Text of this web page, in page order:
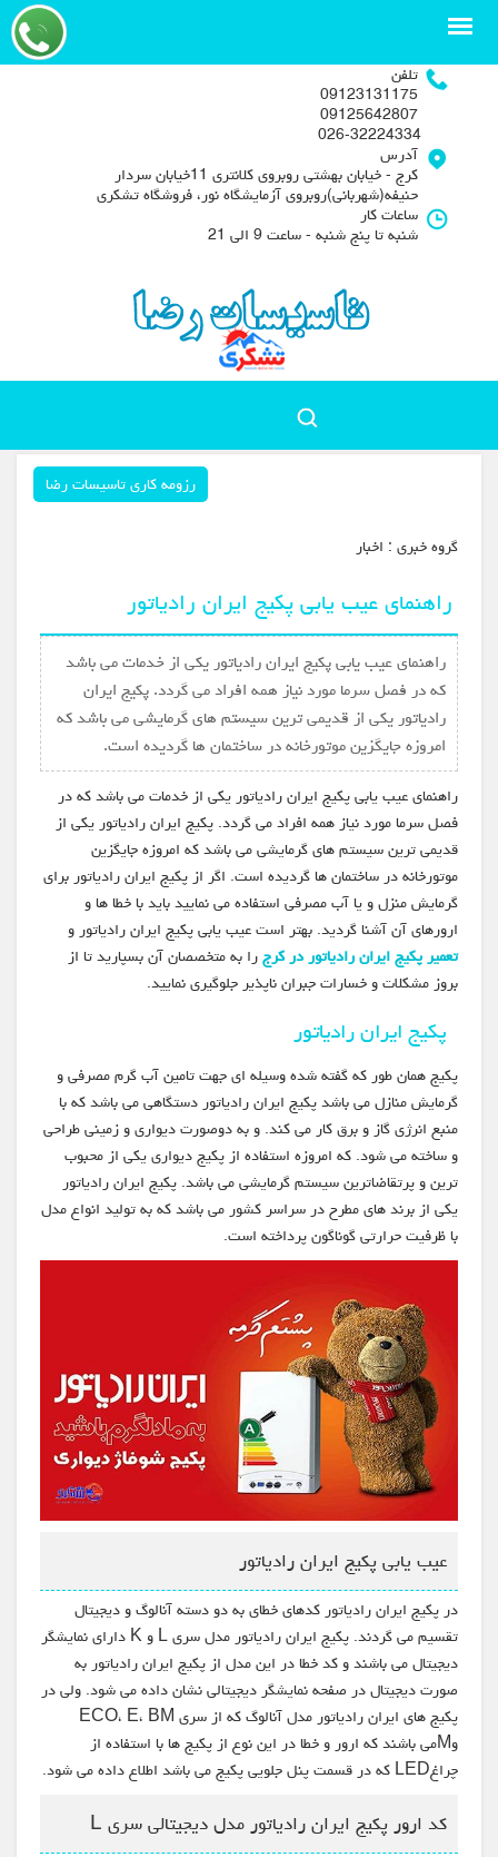
تلفن
09123131175
09125642807
آدرس
کرج - خیابان بهشتی روبروی کلانتری 11خیابان سردار
حنیفه(شهربانی)روبروی آزمایشگاه نور، فروشگاه تشکری
ساعات کار
شنبه تا پنج شنبه - ساعت 9 الی 21
رزومه کاری تاسیسات رضا
گروه خبري : اخبار
راهنمای عیب یابی پکیج ایران رادیاتور
راهنمای عیب یابی پکیج ایران رادیاتور یکی از خدمات می باشد
که در فصل سرما مورد نیاز همه افراد می گردد. پکیج ایران
رادیاتور یکی از قدیمی ترین سیستم های گرمایشی می باشد که
امروزه جایگزین موتورخانه در ساختمان ها گردیده است.
راهنمای عیب یابی پکیج ایران رادیاتور یکی از خدمات می باشد که در
فصل سرما مورد نیاز همه افراد می گردد. پکیج ایران رادیاتور یکی از
قدیمی ترین سیستم های گرمایشی می باشد که امروزه جایگزین
موتورخانه در ساختمان ها گردیده است. اگر از پکیج ایران رادیاتور برای
گرمایش منزل و یا آب مصرفی استفاده می نمایید باید با خطا ها و
ارورهای آن آشنا گردید. بهتر است عیب یابی پکیج ایران رادیاتور و
تعمیر پکیج ایران رادیاتور در کرجرا به متخصصان آن بسپارید تا از
بروز مشکلات و خسارات جبران ناپذیر جلوگیری نمایید.
پکیج ایران رادیاتور
پکیج همان طور که گفته شده وسیله ای جهت تامین آب گرم مصرفی و
گرمایش منازل می باشد پکیج ایران رادیاتور دستگاهی می باشد که با
منبع انرژی گاز و برق کار می کند. و به دوصورت دیواری و زمینی طراحی
و ساخته می شود. که امروزه استفاده از پکیج دیواری یکی از محبوب
ترین و پرتقاضاترین سیستم گرمایشی می باشد. پکیج ایران رادیاتور
یکی از برند های مطرح در سراسر کشور می باشد که به تولید انواع مدل
با ظرفیت حرارتی گوناگون پرداخته است.
عیب یابی پکیج ایران رادیاتور
در پکیج ایران رادیاتور کدهای خطای به دو دسته آنالوگ و دیجیتال
تقسیم می گردند. پکیج ایران رادیاتور مدل سری L و K دارای نمایشگر
دیجیتال می باشند و کد خطا در این مدل از پکیج ایران رادیاتور به
صورت دیجیتال در صفحه نمایشگر دیجیتالی نشان داده می شود. ولی در
پکیج های ایران رادیاتور مدل آنالوگ که از سری ECO، E، BM
وMمی باشند که ارور و خطا در این نوع از پکیج ها با استفاده از
چراغLED که در قسمت پنل جلویی پکیج می باشد اطلاع داده می شود.
کد ارور پکیج ایران رادیاتور مدل دیجیتالی سری L